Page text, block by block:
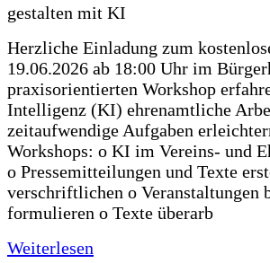
Herzliche Einladung zum
19.06.2026 ab 18:00 Uhr im
praxisorientierten Workshop
Intelligenz (KI) ehrenamtliche
zeitaufwendige Aufgaben
Workshops: o KI im Vereins- und
o Pressemitteilungen und Texte
verschriftlichen o Veranstaltungen
formulieren o Texte überarb
Weiterlesen